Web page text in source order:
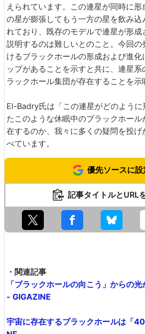
えられています。この連星が同時に
の星が膨張してもう一方の星を飲み込
れており、既存のモデルで連星が形成
説明するのは難しいとのこと。今回の
けるブラックホールの形成および進化
ップがあることを示すと共に、連星
ラックホール集団が存在することを示
El-Badry氏は「この連星がどのように
たこのような休眠中のブラックホー
在するのか、我々に多くの疑問を投げ
べています。
優先ソースに設
記事タイトルとURL
・関連記事
「ブラックホールの向こう」からの
- GIGAZINE
宇宙に存在するブラックホールは「